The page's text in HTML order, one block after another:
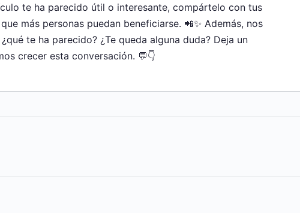
te ha parecido útil o interesante, compártelo con tus
más personas puedan beneficiarse. 📲✨ Además, nos
te ha parecido? ¿Te queda alguna duda? Deja un
crecer esta conversación. 💬👇